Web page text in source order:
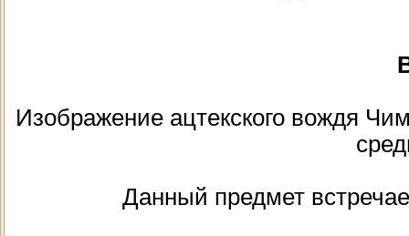
Изображение ацтекского вождя
Данный предмет